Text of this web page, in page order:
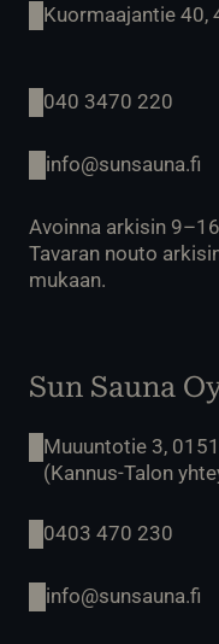
Kuormaajantie 40,
040 3470 220
info@sunsauna.fi
Avoinna arkisin
Tavaran nouto
mukaan.
Sun Sauna
Muuuntotie 3,
(Kannus-Talon
0403 470 230
info@sunsauna.fi